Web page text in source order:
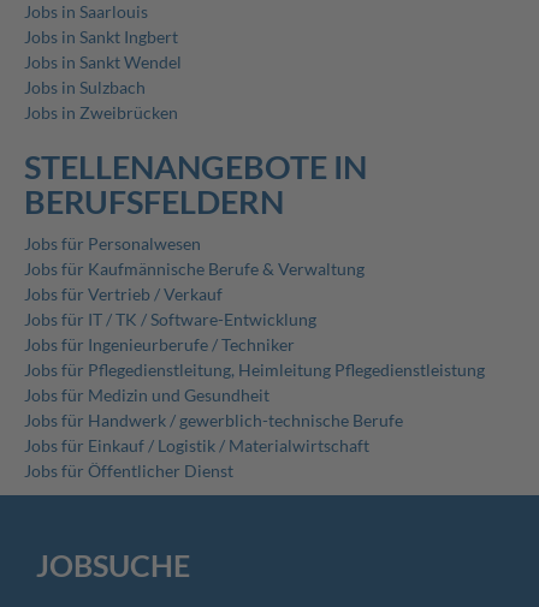
Jobs in Saarlouis
Jobs in Sankt Ingbert
Jobs in Sankt Wendel
Jobs in Sulzbach
Jobs in Zweibrücken
STELLENANGEBOTE IN
BERUFSFELDERN
Jobs für Personalwesen
Jobs für Kaufmännische Berufe & Verwaltung
Jobs für Vertrieb / Verkauf
Jobs für IT / TK / Software-Entwicklung
Jobs für Ingenieurberufe / Techniker
Jobs für Pflegedienstleitung, Heimleitung Pflegedienstleistung
Jobs für Medizin und Gesundheit
Jobs für Handwerk / gewerblich-technische Berufe
Jobs für Einkauf / Logistik / Materialwirtschaft
Jobs für Öffentlicher Dienst
JOBSUCHE